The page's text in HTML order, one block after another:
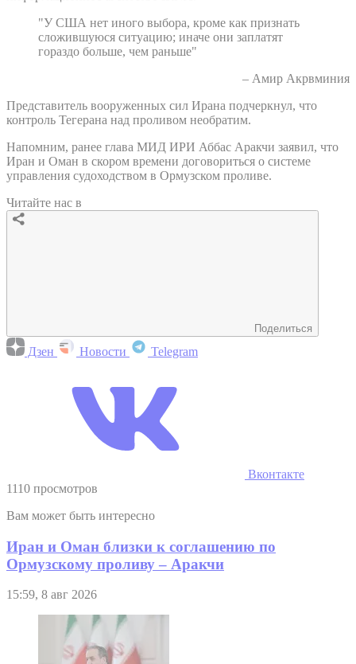
"У США нет иного выбора, кроме как признать
сложившуюся ситуацию; иначе они заплатят
гораздо больше, чем раньше"
– Амир Акрвминия
Представитель вооруженных сил Ирана подчеркнул, что
контроль Тегерана над проливом необратим.
Напомним, ранее глава МИД ИРИ Аббас Аракчи заявил, что
Иран и Оман в скором времени договориться о системе
управления судоходством в Ормузском проливе.
Читайте нас в
Поделиться
Дзен Новости Telegram
Вконтакте
1110 просмотров
Вам может быть интересно
Иран и Оман близки к соглашению по
Ормузскому проливу – Аракчи
15:59, 8 авг 2026